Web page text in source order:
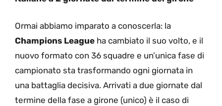
Ormai abbiamo imparato a conoscerla: la
Champions League ha cambiato il suo volto, e il
nuovo formato con 36 squadre e un’unica fase di
campionato sta trasformando ogni giornata in
una battaglia decisiva. Arrivati a due giornate dal
termine della fase a girone (unico) è il caso di